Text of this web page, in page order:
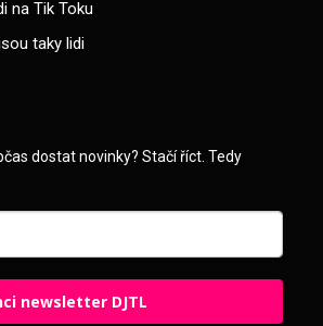
na Tik Toku
taky lidi
dostat novinky? Stačí říct. Tedy
newsletter DJTL